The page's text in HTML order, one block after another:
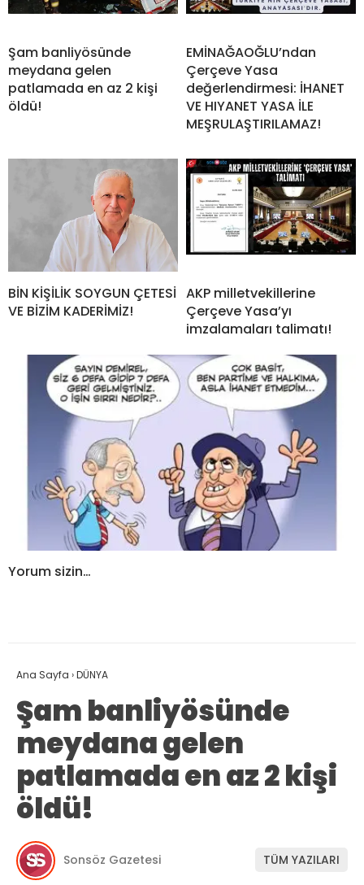
Şam banliyösünde
meydana gelen
patlamada en az 2 kişi
öldü!
EMİNAĞAOĞLU’ndan
Çerçeve Yasa
değerlendirmesi: İHANET
VE HIYANET YASA İLE
MEŞRULAŞTIRILAMAZ!
BİN KİŞİLİK SOYGUN ÇETESİ
VE BİZİM KADERİMİZ!
AKP milletvekillerine
Çerçeve Yasa’yı
imzalamaları talimatı!
Yorum sizin…
Ana Sayfa ›DÜNYA
Şam banliyösünde
meydana gelen
patlamada en az 2 kişi
öldü!
Sonsöz Gazetesi TÜM YAZILARI